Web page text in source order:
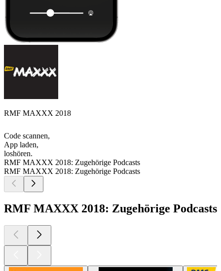
RMF MAXXX 2018
Code scannen,
App laden,
loshören.
RMF MAXXX 2018: Zugehörige Podcasts
RMF MAXXX 2018: Zugehörige Podcasts
RMF MAXXX 2018: Zugehörige Podcasts